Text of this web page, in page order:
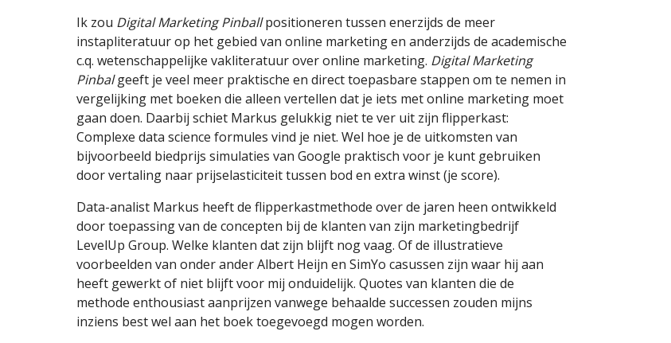
Ik zou Digital Marketing Pinballpositioneren tussen enerzijds de meer
instapliteratuur op het gebied van online marketing en anderzijds de academische
c.q. wetenschappelijke vakliteratuur over online marketing. Digital Marketing
Pinbalgeeft je veel meer praktische en direct toepasbare stappen om te nemen in
vergelijking met boeken die alleen vertellen dat je iets met online marketing moet
gaan doen. Daarbij schiet Markus gelukkig niet te ver uit zijn flipperkast:
Complexe data science formules vind je niet. Wel hoe je de uitkomsten van
bijvoorbeeld biedprijs simulaties van Google praktisch voor je kunt gebruiken
door vertaling naar prijselasticiteit tussen bod en extra winst (je score).
Data-analist Markus heeft de flipperkastmethode over de jaren heen ontwikkeld
door toepassing van de concepten bij de klanten van zijn marketingbedrijf
LevelUp Group. Welke klanten dat zijn blijft nog vaag. Of de illustratieve
voorbeelden van onder ander Albert Heijn en SimYo casussen zijn waar hij aan
heeft gewerkt of niet blijft voor mij onduidelijk. Quotes van klanten die de
methode enthousiast aanprijzen vanwege behaalde successen zouden mijns
inziens best wel aan het boek toegevoegd mogen worden.